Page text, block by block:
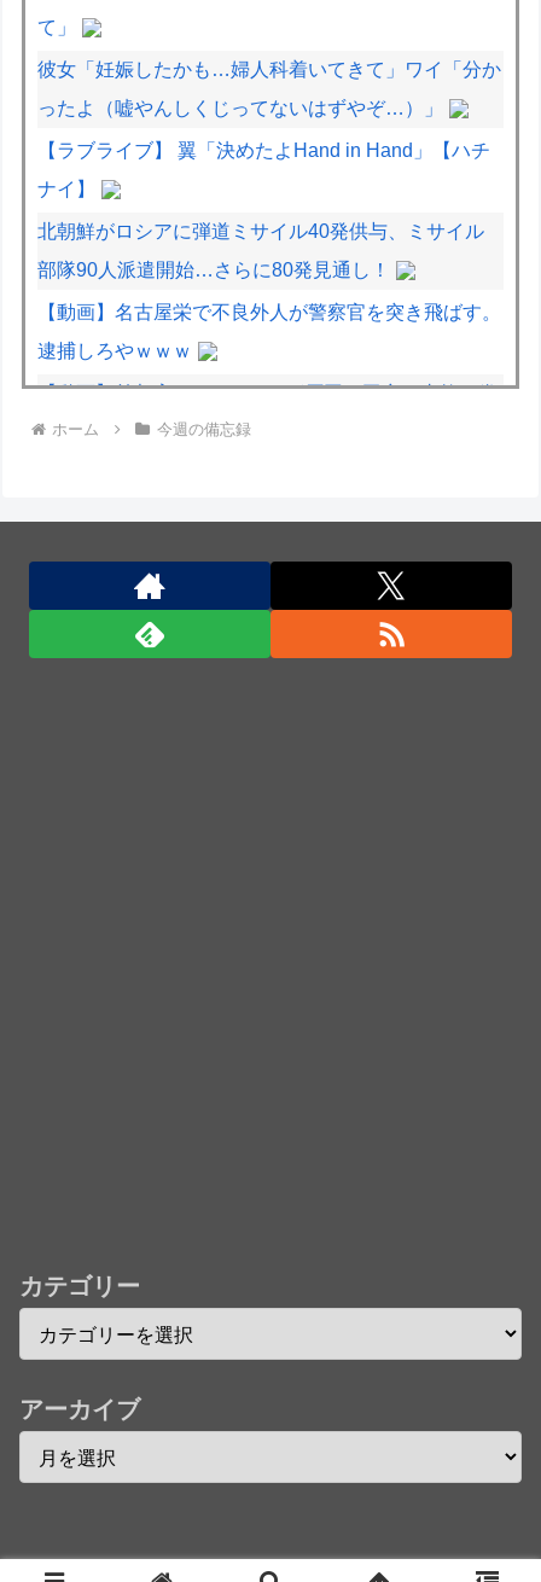
て」
彼女「妊娠したかも…婦人科着いてきて」ワイ「分か
ったよ（嘘やんしくじってないはずやぞ…）」
【ラブライブ】 翼「決めたよHand in Hand」【ハチ
ナイ】
北朝鮮がロシアに弾道ミサイル40発供与、ミサイル
部隊90人派遣開始…さらに80発見通し！
【動画】名古屋栄で不良外人が警察官を突き飛ばす。
逮捕しろやｗｗｗ
【動画】首都高で4tトラックが原因の玉突き事故に巻
き込まれた軽バンの車載。
部隊90人派遣開始…さらに80発見通し！
ついに国産ヒューマノイド登場、人手不足深刻化の医
ホーム 今週の備忘録
カテゴリー
アーカイブ